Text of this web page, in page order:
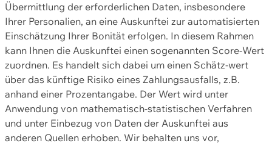
Übermittlung der erforderlichen Daten, insbesondere
Ihrer Personalien, an eine Auskunftei zur automatisierten
Einschätzung Ihrer Bonität erfolgen. In diesem Rahmen
kann Ihnen die Auskunftei einen sogenannten Score-Wert
zuordnen. Es handelt sich dabei um einen Schätz-wert
über das künftige Risiko eines Zahlungsausfalls, z.B.
anhand einer Prozentangabe. Der Wert wird unter
Anwendung von mathematisch-statistischen Verfahren
und unter Einbezug von Daten der Auskunftei aus
anderen Quellen erhoben. Wir behalten uns vor,